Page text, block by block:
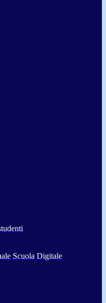
Scuola Digitale